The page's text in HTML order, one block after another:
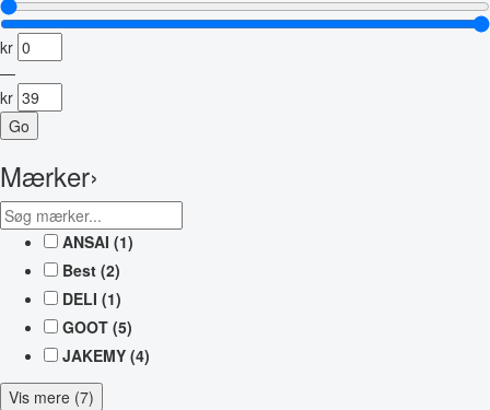
kr
—
kr
Go
Mærker›
ANSAI (1)
Best (2)
DELI (1)
GOOT (5)
JAKEMY (4)
Vis mere (7)